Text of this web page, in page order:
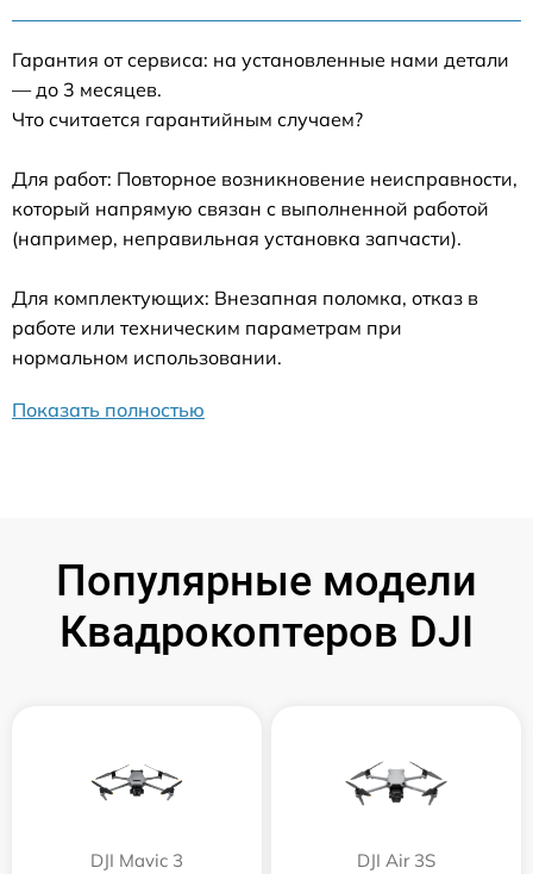
Гарантия от сервиса: на установленные нами детали
— до 3 месяцев.
Что считается гарантийным случаем?
Для работ: Повторное возникновение неисправности,
который напрямую связан с выполненной работой
(например, неправильная установка запчасти).
Для комплектующих: Внезапная поломка, отказ в
работе или техническим параметрам при
нормальном использовании.
Показать полностью
Популярные модели
Квадрокоптеров DJI
DJI Mavic 3 DJI Air 3S